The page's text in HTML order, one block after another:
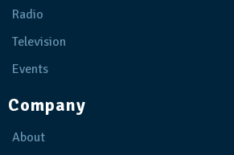
Radio
Television
Events
Company
About